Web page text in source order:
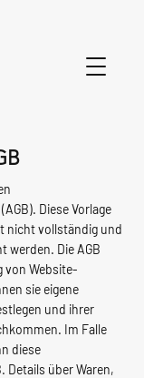
Diese Vorlage
nicht vollständig und
werden. Die AGB
von Website-
sie eigene
und ihrer
Im Falle
diese
über Waren,